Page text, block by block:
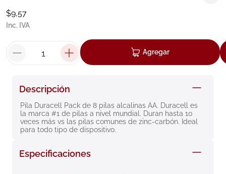
$9,57
Inc. IVA
Agregar
Descripción
Pila Duracell Pack de 8 pilas alcalinas AA. Duracell es
la marca #1 de pilas a nivel mundial. Duran hasta 10
veces más vs las pilas comunes de zinc-carbón. Ideal
para todo tipo de dispositivo.
Especificaciones
2
3.
5. cerave
8 roche posay
9. pañales
10.nivea